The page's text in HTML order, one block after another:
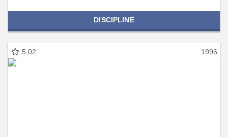
DISCIPLINE
5.02 1996